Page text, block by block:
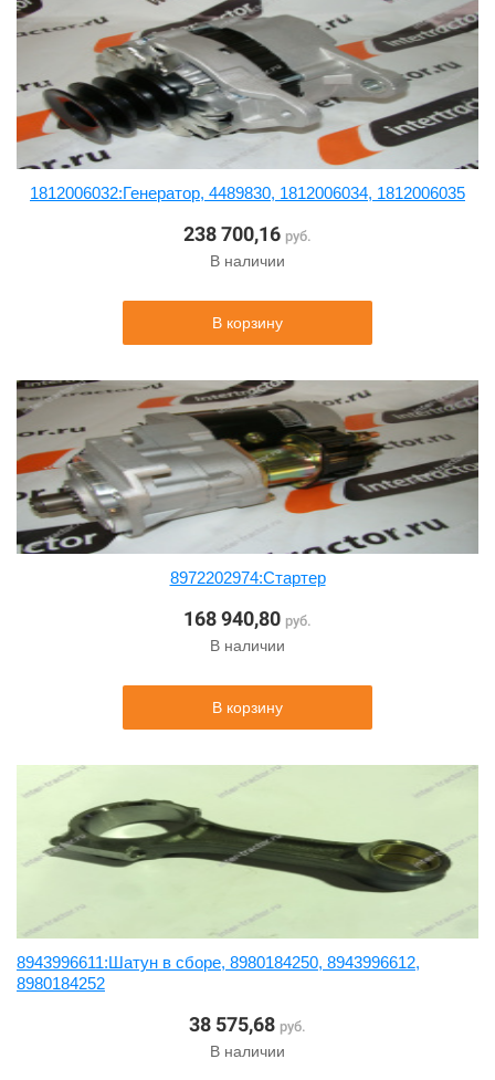
1812006032:Генератор, 4489830, 1812006034, 1812006035
238 700,16 руб.
В наличии
В корзину
8972202974:Стартер
168 940,80 руб.
В наличии
В корзину
8943996611:Шатун в сборе, 8980184250, 8943996612,
8980184252
38 575,68 руб.
В наличии